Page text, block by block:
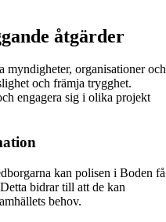
åtgärder
myndigheter, organisationer och
och främja trygghet.
engagera sig i olika projekt
kan polisen i Boden få
bidrar till att de kan
behov.